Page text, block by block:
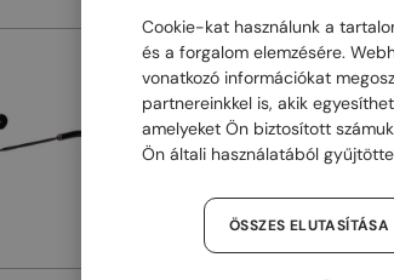
48/72
Cookie-kat használunk a
és a forgalom elemzésére.
vonatkozó információkat
partnereinkkel is, akik
amelyeket Ön biztosított
Ön általi használatából
ÖSSZES ELUTASÍTÁSA